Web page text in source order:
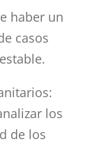
haber un
casos
los
de los